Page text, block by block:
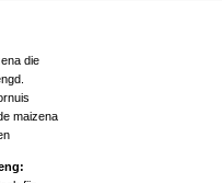
die
maizena